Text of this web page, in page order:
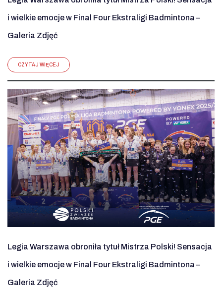
i wielkie emocje w Final Four Ekstraligi Badmintona –
Galeria Zdjęć
CZYTAJ WIĘCEJ
Legia Warszawa obroniła tytuł Mistrza Polski! Sensacja
i wielkie emocje w Final Four Ekstraligi Badmintona –
Galeria Zdjęć